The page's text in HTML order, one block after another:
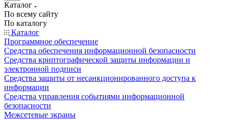
Каталог
По всему сайту
По каталогу
Каталог
Программное обеспечение
Средства обеспечения информационной безопасности
Средства криптографической защиты информации и
электронной подписи
Средства защиты от несанкционированного доступа к
информации
Средства управления событиями информационной
безопасности
Межсетевые экраны